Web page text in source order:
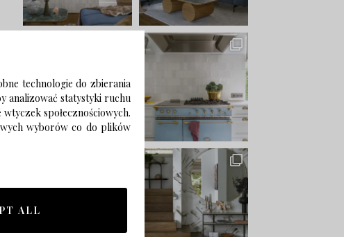
technologie do zbierania
analizować statystyki ruchu
społecznościowych.
wyborów co do plików
ALL